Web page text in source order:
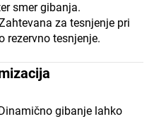
smer gibanja.
za tesnjenje pri
rezervno tesnjenje.
gibanje lahko